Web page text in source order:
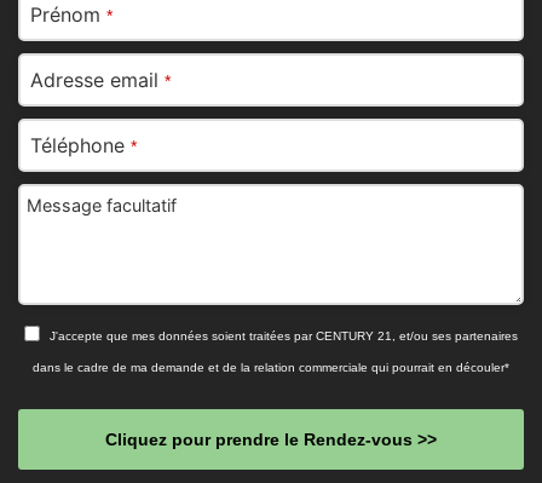
Prénom *
Adresse email *
Téléphone *
Message facultatif
J'accepte que mes données soient traitées par CENTURY 21, et/ou ses partenaires
dans le cadre de ma demande et de la relation commerciale qui pourrait en découler*
Cliquez pour prendre le Rendez-vous >>